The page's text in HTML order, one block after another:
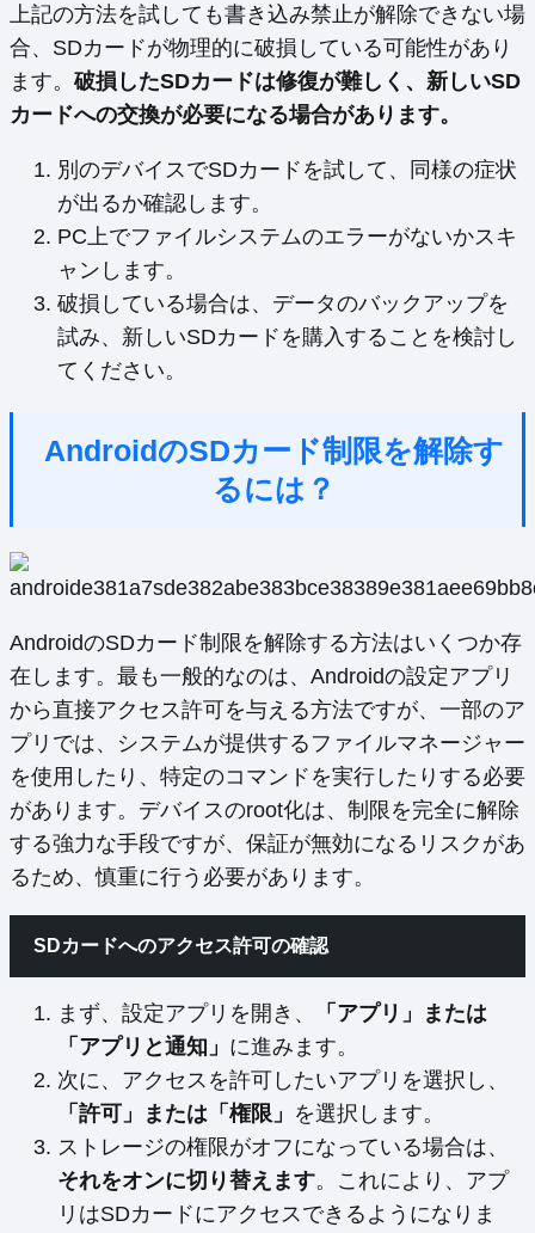
上記の方法を試しても書き込み禁止が解除できない場
合、SDカードが物理的に破損している可能性があり
ます。破損したSDカードは修復が難しく、新しいSD
カードへの交換が必要になる場合があります。
別のデバイスでSDカードを試して、同様の症状
が出るか確認します。
PC上でファイルシステムのエラーがないかスキ
ャンします。
破損している場合は、データのバックアップを
試み、新しいSDカードを購入することを検討し
てください。
AndroidのSDカード制限を解除す
るには？
AndroidのSDカード制限を解除する方法はいくつか存
在します。最も一般的なのは、Androidの設定アプリ
から直接アクセス許可を与える方法ですが、一部のア
プリでは、システムが提供するファイルマネージャー
を使用したり、特定のコマンドを実行したりする必要
があります。デバイスのroot化は、制限を完全に解除
する強力な手段ですが、保証が無効になるリスクがあ
るため、慎重に行う必要があります。
SDカードへのアクセス許可の確認
まず、設定アプリを開き、
「アプリ」または
「アプリと通知」 に進みます。
次に、アクセスを許可したいアプリを選択し、
「許可」または「権限」 を選択します。
ストレージの権限がオフになっている場合は、
それをオンに切り替えます。これにより、アプ
リはSDカードにアクセスできるようになりま